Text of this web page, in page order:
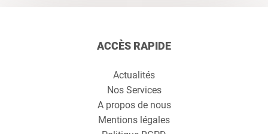
ACCÈS RAPIDE
Actualités
Nos Services
A propos de nous
Mentions légales